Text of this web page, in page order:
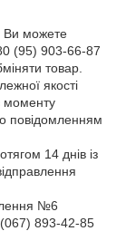
Ви можете
(95) 903-66-87
товар.
якості
моменту
повідомленням
14 днів із
№6
893-42-85